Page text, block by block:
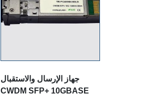
جهاز الإرسال والاستقبال
CWDM SFP+ 10GBASE